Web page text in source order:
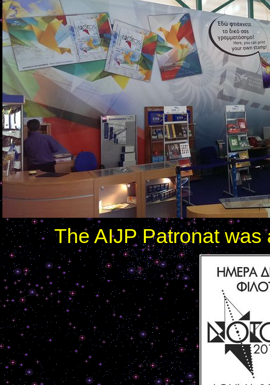
The AIJP Patronat